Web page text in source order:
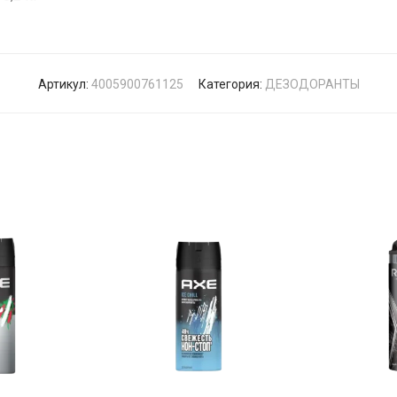
Артикул: 4005900761125 Категория: ДЕЗОДОРАНТЫ